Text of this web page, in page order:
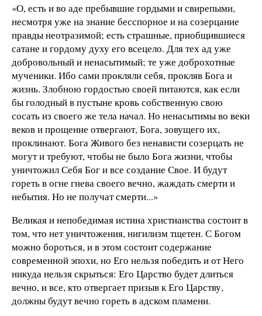
«О, есть и во аде пребывшие гордыми и свирепыми,
несмотря уже на знание бесспорное и на созерцание
правды неотразимой; есть страшные, приобщившиеся
сатане и гордому духу его всецело. Для тех ад уже
добровольный и ненасытимый; те уже доброхотные
мученики. Ибо сами прокляли себя, прокляв Бога и
жизнь. Злобною гордостью своей питаются, как если
бы голодный в пустыне кровь собственную свою
сосать из своего же тела начал. Но ненасытимы во веки
веков и прощение отвергают, Бога, зовущего их,
проклинают. Бога Живого без ненависти созерцать не
могут и требуют, чтобы не было Бога жизни, чтобы
уничтожил Себя Бог и все создание Свое. И будут
гореть в огне гнева своего вечно, жаждать смерти и
небытия. Но не получат смерти...»
Великая и непобедимая истина христианства состоит в
том, что нет уничтожения, нигилизм тщетен. С Богом
можно бороться, и в этом состоит содержание
современной эпохи, но Его нельзя победить и от Него
никуда нельзя скрыться: Его Царство будет длиться
вечно, и все, кто отвергает призыв к Его Царству,
должны будут вечно гореть в адском пламени.